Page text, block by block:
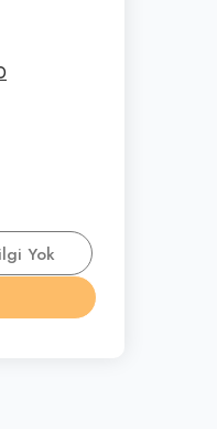
Yok